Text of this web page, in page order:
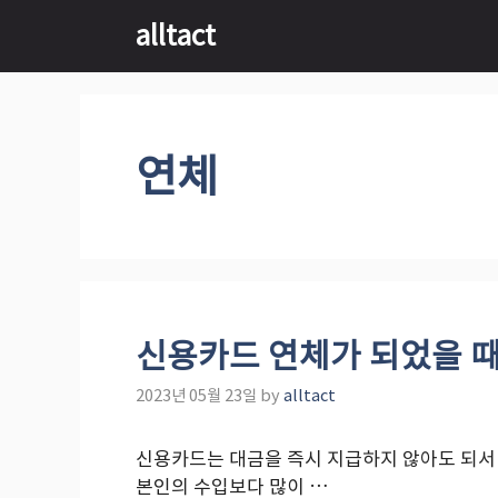
content
alltact
연체
신용카드 연체가 되었을
2023년 05월 23일 by alltact
신용카드는 대금을 즉시 지급하지 않아도 되
본인의 수입보다 많이 …